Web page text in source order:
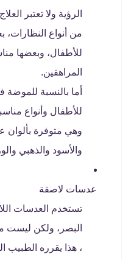
الرؤية ولا تعتبر
من أنواع
للأطفال، وبعضها
المراهقين.
أما بالنسبة للموضة
للأطفال وأنواع
وهي متوفرة بألوان
والأسود والذهبي
عدسات لاصقة
تستخدم العدسات
البصر، ولكن ليست
، هذا يقرره الطبيب